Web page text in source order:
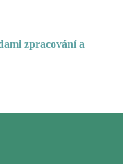
zpracování a